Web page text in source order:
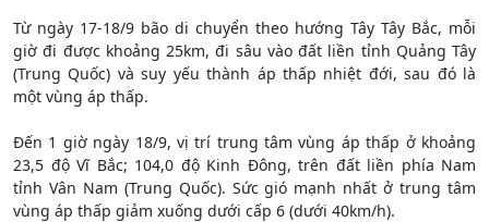
Từ ngày 17-18/9 bão di chuyển theo hướng Tây Tây Bắc, mỗi
giờ đi được khoảng 25km, đi sâu vào đất liền tỉnh Quảng Tây
(Trung Quốc) và suy yếu thành áp thấp nhiệt đới, sau đó là
một vùng áp thấp.
Đến 1 giờ ngày 18/9, vị trí trung tâm vùng áp thấp ở khoảng
23,5 độ Vĩ Bắc; 104,0 độ Kinh Đông, trên đất liền phía Nam
tỉnh Vân Nam (Trung Quốc). Sức gió mạnh nhất ở trung tâm
vùng áp thấp giảm xuống dưới cấp 6 (dưới 40km/h).